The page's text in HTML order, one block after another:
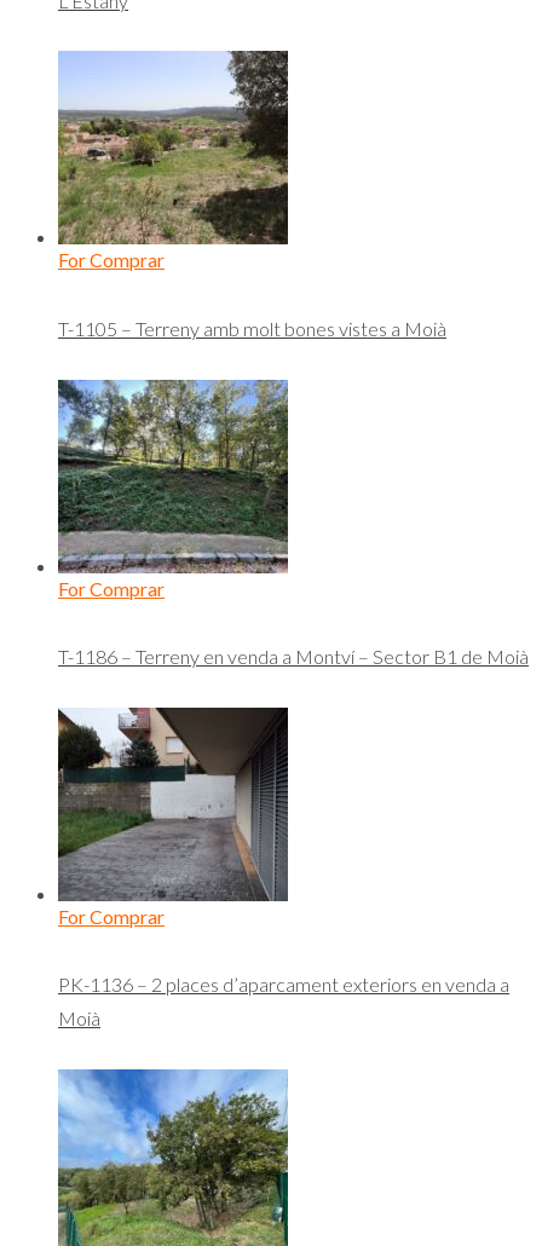
For Comprar
T-1105 – Terreny amb molt bones vistes a Moià
For Comprar
T-1186 – Terreny en venda a Montví – Sector B1 de Moià
For Comprar
PK-1136 – 2 places d’aparcament exteriors en venda a
Moià